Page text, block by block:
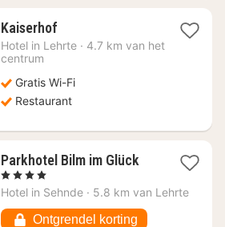
Kaiserhof1
nacht
77,49
Hotel in Lehrte · 4.7 km van het
centrum
Gratis Wi-Fi
Restaurant
Parkhotel Bilm im Glück1
vanaf
137,18
, 4 Sterren
Hotel in Sehnde · 5.8 km van Lehrte
Ontgrendel korting